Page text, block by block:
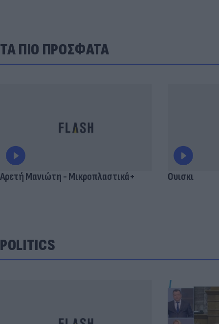
ΤΑ ΠΙΟ ΠΡΟΣΦΑΤΑ
Αρετή Μανιώτη - Μικροπλαστικά+ Ουισκι
POLITICS